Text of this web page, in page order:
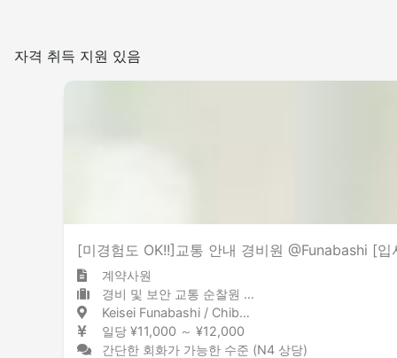
자격 취득 지원 있음
[미경험도 OK!!]교통 안내 경비원 @Funabashi [
계약사원
경비 및 보안 교통 순찰원 / 경비원
Keisei Funabashi / Chiba 京成船橋 / 千葉県
일당 ¥11,000 ～ ¥12,000
간단한 회화가 가능한 수준 (N4 상당)